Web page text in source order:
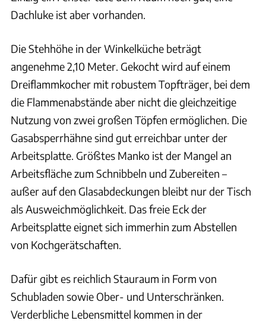
Dachluke ist aber vorhanden.
Die Stehhöhe in der Winkelküche beträgt
angenehme 2,10 Meter. Gekocht wird auf einem
Dreiflammkocher mit robustem Topfträger, bei dem
die Flammenabstände aber nicht die gleichzeitige
Nutzung von zwei großen Töpfen ermöglichen. Die
Gasabsperrhähne sind gut erreichbar unter der
Arbeitsplatte. Größtes Manko ist der Mangel an
Arbeitsfläche zum Schnibbeln und Zubereiten –
außer auf den Glasabdeckungen bleibt nur der Tisch
als Ausweichmöglichkeit. Das freie Eck der
Arbeitsplatte eignet sich immerhin zum Abstellen
von Kochgerätschaften.
Dafür gibt es reichlich Stauraum in Form von
Schubladen sowie Ober- und Unterschränken.
Verderbliche Lebensmittel kommen in der